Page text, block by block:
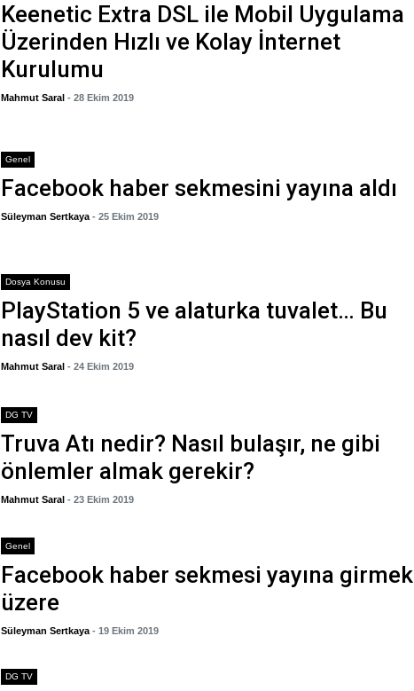
Keenetic Extra DSL ile Mobil Uygulama
Üzerinden Hızlı ve Kolay İnternet
Kurulumu
Mahmut Saral - 28 Ekim 2019
Genel
Facebook haber sekmesini yayına aldı
Süleyman Sertkaya - 25 Ekim 2019
Dosya Konusu
PlayStation 5 ve alaturka tuvalet… Bu
nasıl dev kit?
Mahmut Saral - 24 Ekim 2019
DG TV
Truva Atı nedir? Nasıl bulaşır, ne gibi
önlemler almak gerekir?
Mahmut Saral - 23 Ekim 2019
Genel
Facebook haber sekmesi yayına girmek
üzere
Süleyman Sertkaya - 19 Ekim 2019
DG TV